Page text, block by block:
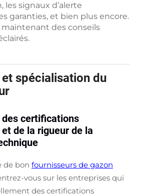
les signaux d’alerte
garanties, et bien plus encore.
des conseils
spécialisation du
certifications
de la rigueur de la
de bon fournisseurs de gazon
vous sur les entreprises qui
des certifications